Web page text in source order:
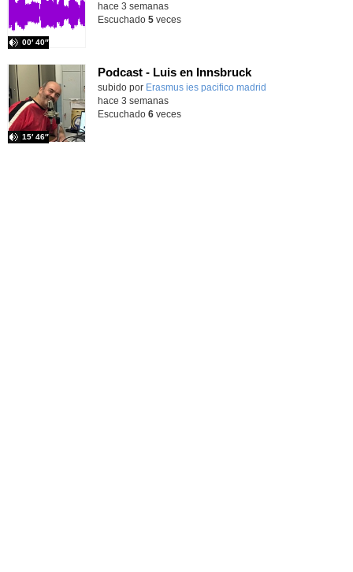
00′ 40″
hace 3 semanas
Escuchado 5veces
Podcast - Luis en Innsbruck
subido por Erasmus ies pacifico madrid
15′ 46″
hace 3 semanas
Escuchado 6veces